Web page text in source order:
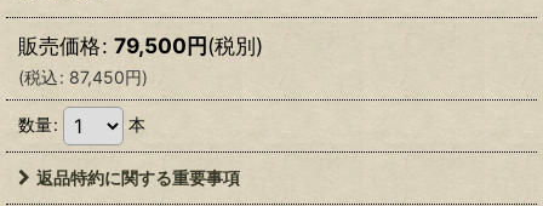
販売価格: 79,500円(税別)
(税込: 87,450円)
数量: 本
返品特約に関する重要事項